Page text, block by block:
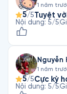
1 năm
5/5Tuyệt
Nội dung: 5/5
Nguyễn
1 năm
5/5Cực kỳ
Nội dung: 5/5